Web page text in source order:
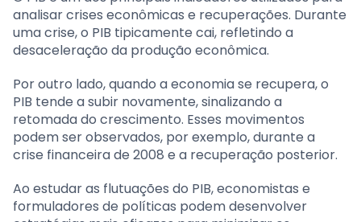
analisar crises econômicas e recuperações. Durante
uma crise, o PIB tipicamente cai, refletindo a
desaceleração da produção econômica.
Por outro lado, quando a economia se recupera, o
PIB tende a subir novamente, sinalizando a
retomada do crescimento. Esses movimentos
podem ser observados, por exemplo, durante a
crise financeira de 2008 e a recuperação posterior.
Ao estudar as flutuações do PIB, economistas e
formuladores de políticas podem desenvolver